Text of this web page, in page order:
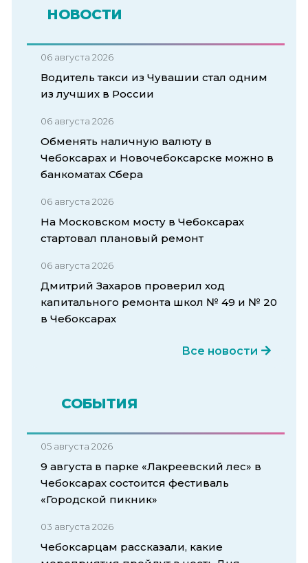
НОВОСТИ
06 августа 2026
Водитель такси из Чувашии стал одним
из лучших в России
06 августа 2026
Обменять наличную валюту в
Чебоксарах и Новочебоксарске можно в
банкоматах Сбера
06 августа 2026
На Московском мосту в Чебоксарах
стартовал плановый ремонт
06 августа 2026
Дмитрий Захаров проверил ход
капитального ремонта школ № 49 и № 20
в Чебоксарах
Все новости
СОБЫТИЯ
05 августа 2026
9 августа в парке «Лакреевский лес» в
Чебоксарах состоится фестиваль
«Городской пикник»
03 августа 2026
Чебоксарцам рассказали, какие